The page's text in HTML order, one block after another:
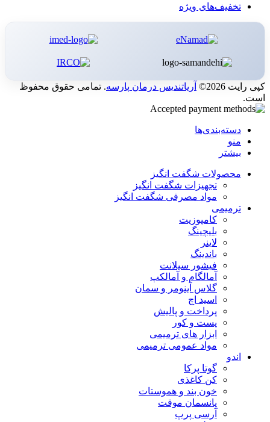
تخفیف‌های ویژه
کپی رایت 2026© آریاتندیس درمان پارسه. تمامی حقوق محفوظ
است.
دسته‌بندی‌ها
منو
بیشتر
محصولات شگفت انگیز
تجهیزات شگفت انگیز
مواد مصرفی شگفت انگیز
ترمیمی
کامپوزیت
بلیچینگ
لاینر
باندینگ
فیشور سیلانت
آمالگام و آمالکپ
گلاس آینومر و سمان
اسید اچ
پرداخت و پالیش
پست و کور
ابزار های ترمیمی
مواد عمومی ترمیمی
اندو
گوتا پرکا
کن کاغذی
خون بند و هموستات
پانسمان موقت
آرسی پرپ